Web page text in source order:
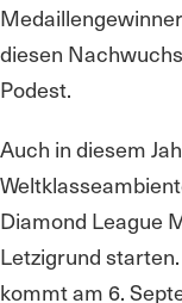
diesen
Podest.
Auch in diesem
Diamond League
Letzigrund
kommt am 6.